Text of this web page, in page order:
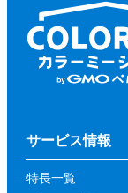
サービス情報
特長一覧